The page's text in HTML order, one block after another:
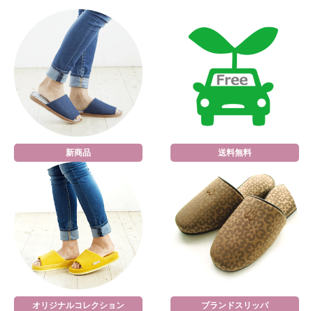
新商品 送料無料
オリジナルコレクション ブランドスリッパ